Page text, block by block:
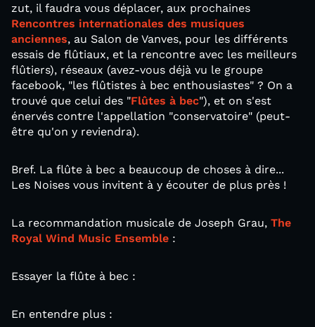
zut, il faudra vous déplacer, aux prochaines
Rencontres internationales des musiques
anciennes, au Salon de Vanves, pour les différents
essais de flûtiaux, et la rencontre avec les meilleurs
flûtiers), réseaux (avez-vous déjà vu le groupe
facebook, "les flûtistes à bec enthousiastes" ? On a
trouvé que celui des "Flûtes à bec"), et on s'est
énervés contre l'appellation "conservatoire" (peut-
être qu'on y reviendra).
Bref. La flûte à bec a beaucoup de choses à dire...
Les Noises vous invitent à y écouter de plus près !
La recommandation musicale de Joseph Grau, The
Royal Wind Music Ensemble :
Essayer la flûte à bec :
En entendre plus :